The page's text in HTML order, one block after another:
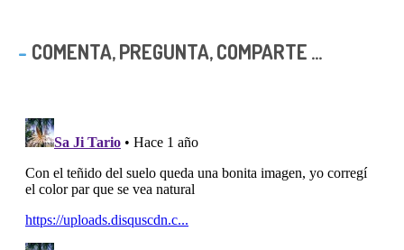
COMENTA, PREGUNTA, COMPARTE ...